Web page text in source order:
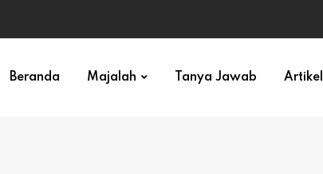
Beranda Majalah Tanya Jawab Artikel